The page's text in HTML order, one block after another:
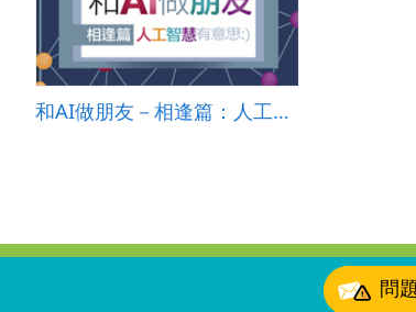
和AI做朋友－相逢篇：人工智慧有意思 (國小教材)
問